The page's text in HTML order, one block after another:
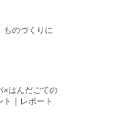
ものづくりに
×はんだごての
ト｜レポート